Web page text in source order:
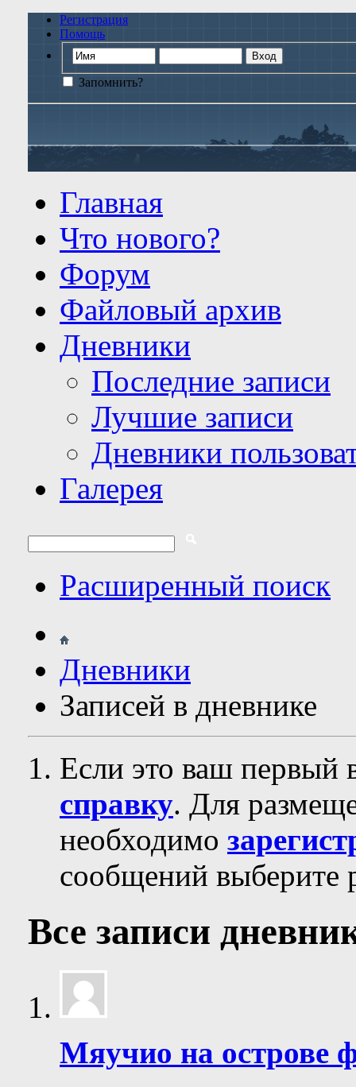
Регистрация
Помощь
Запомнить?
Главная
Что нового?
Форум
Файловый архив
Дневники
Последние записи
Лучшие записи
Дневники
Галерея
Расширенный поиск
Дневники
Записей в дневнике
Если это ваш первый
справку. Для
необходимо
сообщений выберите
Все записи
Мяучио на острове